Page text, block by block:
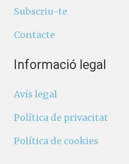
Subscriu-te
Contacte
Informació legal
Avís legal
Política de privacitat
Política de cookies